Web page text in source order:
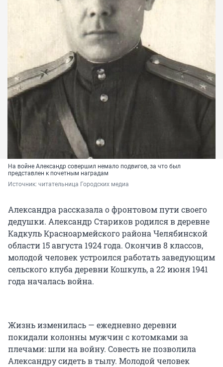
На войне Александр совершил немало подвигов, за что был
представлен к почетным наградам
Источник: читательница Городских медиа
Александра рассказала о фронтовом пути своего
дедушки. Александр Стариков родился в деревне
Кадкуль Красноармейского района Челябинской
области 15 августа 1924 года. Окончив 8 классов,
молодой человек устроился работать заведующим
сельского клуба деревни Кошкуль, а 22 июня 1941
года началась война.
Жизнь изменилась — ежедневно деревни
покидали колонны мужчин с котомками за
плечами: шли на войну. Совесть не позволила
Александру сидеть в тылу. Молодой человек